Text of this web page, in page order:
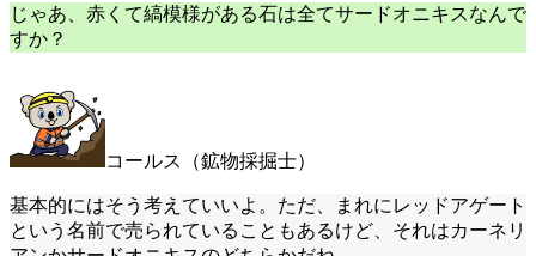
じゃあ、赤くて縞模様がある石は全てサードオニキスなんで
すか？
コールス（鉱物採掘士）
基本的にはそう考えていいよ。ただ、まれにレッドアゲート
という名前で売られていることもあるけど、それはカーネリ